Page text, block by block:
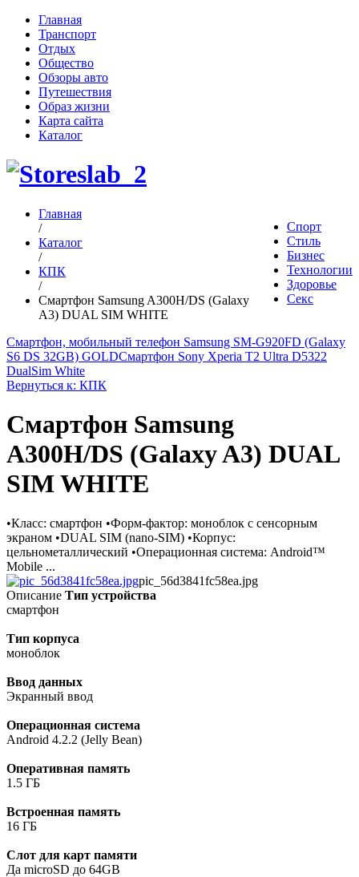
Главная
Транспорт
Отдых
Общество
Обзоры авто
Путешествия
Образ жизни
Карта сайта
Каталог
Спорт
Стиль
Бизнес
Технологии
Здоровье
Секс
Главная
/
Каталог
/
КПК
/
Смартфон Samsung A300H/DS (Galaxy
A3) DUAL SIM WHITE
Смартфон, мобильный телефон Samsung SM-G920FD (Galaxy
S6 DS 32GB) GOLDСмартфон Sony Xperia T2 Ultra D5322
DualSim White
Вернуться к: КПК
Смартфон Samsung
A300H/DS (Galaxy A3) DUAL
SIM WHITE
•Класс: смартфон •Форм-фактор: моноблок с сенсорным
экраном •DUAL SIM (nano-SIM) •Корпус:
цельнометаллический •Операционная система: Android™
Mobile ...
pic_56d3841fc58ea.jpg
Описание Тип устройства
смартфон
Тип корпуса
моноблок
Ввод данных
Экранный ввод
Операционная система
Android 4.2.2 (Jelly Bean)
Оперативная память
1.5 ГБ
Встроенная память
16 ГБ
Слот для карт памяти
Да microSD до 64GB